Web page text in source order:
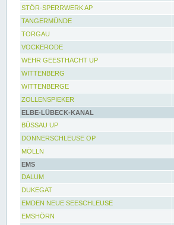
STÖR-SPERRWERK AP
TANGERMÜNDE
TORGAU
VOCKERODE
WEHR GEESTHACHT UP
WITTENBERG
WITTENBERGE
ZOLLENSPIEKER
ELBE-LÜBECK-KANAL
BÜSSAU UP
DONNERSCHLEUSE OP
MÖLLN
EMS
DALUM
DUKEGAT
EMDEN NEUE SEESCHLEUSE
EMSHÖRN